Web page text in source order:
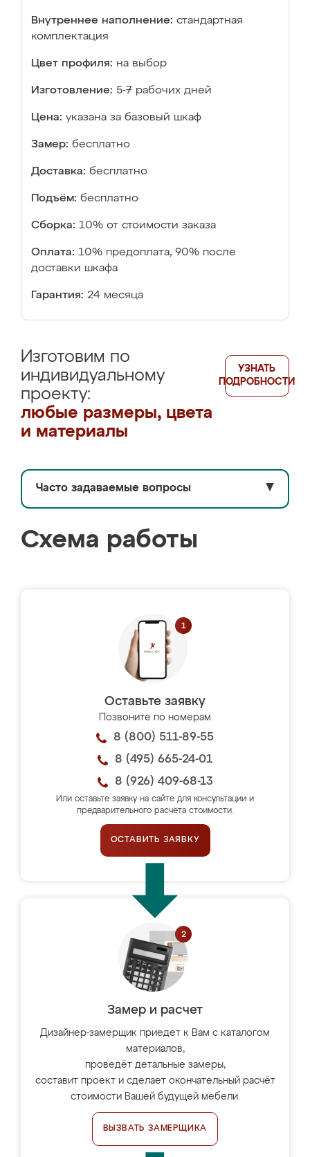
Внутреннее наполнение: стандартная
комплектация
Цвет профиля: на выбор
Изготовление: 5-7 рабочих дней
Цена: указана за базовый шкаф
Замер: бесплатно
Доставка: бесплатно
Подъём: бесплатно
Сборка: 10% от стоимости заказа
Оплата: 10% предоплата, 90% после
доставки шкафа
Гарантия: 24 месяца
Изготовим по
индивидуальному
проекту:
любые размеры, цвета
и материалы
УЗНАТЬ
ПОДРОБНОСТИ
Часто задаваемые вопросы ▼
Схема работы
Оставьте заявку
Позвоните по номерам
8 (800) 511-89-55
8 (495) 665-24-01
8 (926) 409-68-13
Или оставьте заявку на сайте для консультации и
предварительного расчёта стоимости.
ОСТАВИТЬ ЗАЯВКУ
Замер и расчет
Дизайнер-замерщик приедет к Вам с каталогом
материалов,
проведёт детальные замеры,
составит проект и сделает окончательный расчёт
стоимости Вашей будущей мебели.
ВЫЗВАТЬ ЗАМЕРЩИКА